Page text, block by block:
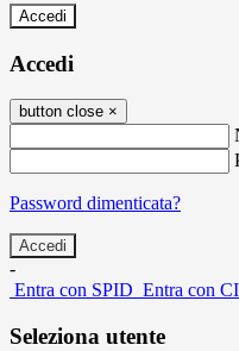
Accedi
Accedi
button close ×
Password dimenticata?
-
Entra con SPID Entra con
Seleziona utente